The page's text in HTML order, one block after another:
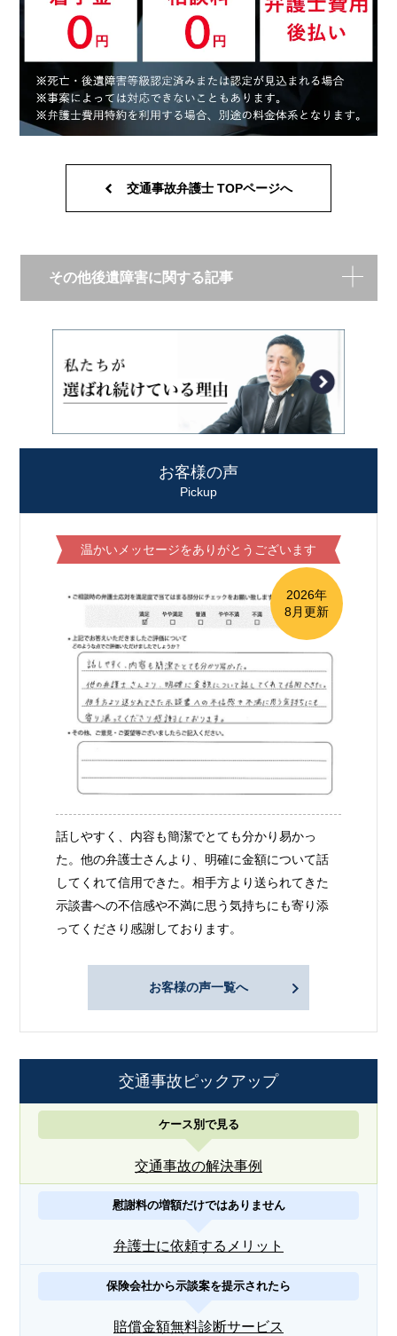
交通事故弁護士 TOPページへ
その他後遺障害に関する記事
お客様の声
Pickup
温かいメッセージをありがとうございます
2026年
8月更新
話しやすく、内容も簡潔でとても分かり易かっ
た。他の弁護士さんより、明確に金額について話
してくれて信用できた。相手方より送られてきた
示談書への不信感や不満に思う気持ちにも寄り添
ってくださり感謝しております。
お客様の声一覧へ
交通事故ピックアップ
ケース別で見る
交通事故の解決事例
慰謝料の増額だけではありません
弁護士に依頼するメリット
保険会社から示談案を提示されたら
賠償金額無料診断サービス